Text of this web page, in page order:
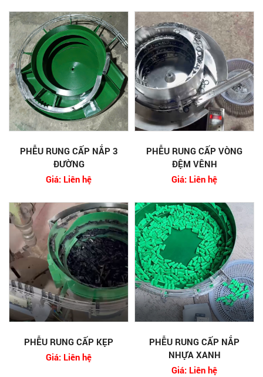
PHỄU RUNG CẤP NẮP 3
ĐƯỜNG
Giá: Liên hệ
PHỄU RUNG CẤP VÒNG
ĐỆM VÊNH
Giá: Liên hệ
PHỄU RUNG CẤP KẸP
Giá: Liên hệ
PHỄU RUNG CẤP NẮP
NHỰA XANH
Giá: Liên hệ